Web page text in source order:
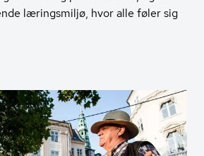
læringsmiljø, hvor alle føler sig